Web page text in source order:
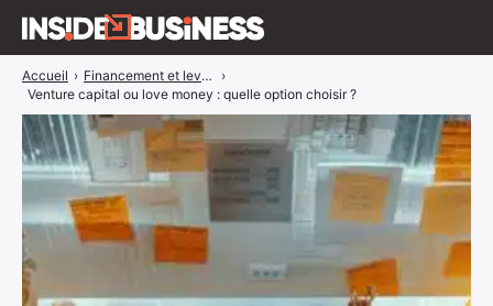
Accueil › Financement et levée de Fonds
›
Venture capital ou love money : quelle option choisir ?
Insidebusiness
A propos
Interviews
Blog